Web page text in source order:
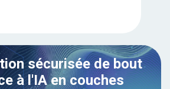
sécurisée de bout
à l'IA en couches